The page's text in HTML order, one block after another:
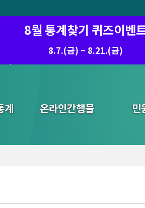
8월 통계찾기 퀴즈이벤
8.7.(금) ~ 8.21.(금)
계 온라인간행물 민